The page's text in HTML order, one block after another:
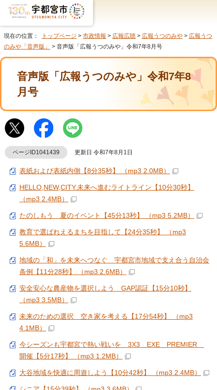
現在の位置： トップページ > 市政情報 > 広報広聴 > 広報うつのみや > 広報うつ
のみや「音声版」
> 音声版「広報うつのみや」令和7年8月号
音声版「広報うつのみや」令和7年8
月号
ページID1041439 更新日 令和7年8月1日
表紙および表紙内側【8分35秒】 （mp3 2.0MB）
HELLO,NEW,CITY.未来へ進むライトライン【10分30秒】
（mp3 2.4MB）
たのしもう 夏のイベント【45分13秒】 （mp3 5.2MB）
教育で選ばれえるまちを目指して【24分35秒】 （mp3
5.6MB）
地域の「和」を未来へつなぐ 宇都宮市地域で支え合う自治会
条例【11分28秒】 （mp3 2.6MB）
安全安心な農産物を選択しよう GAP認証【15分10秒】
（mp3 3.5MB）
未来のための選択 空き家を考える【17分54秒】 （mp3
4.1MB）
今シーズンも宇都宮で熱い戦いを 3X3 EXE PREMIER
開催【5分17秒】 （mp3 1.2MB）
大谷地域を快適に周遊しよう【10分42秒】 （mp3 2.4MB）